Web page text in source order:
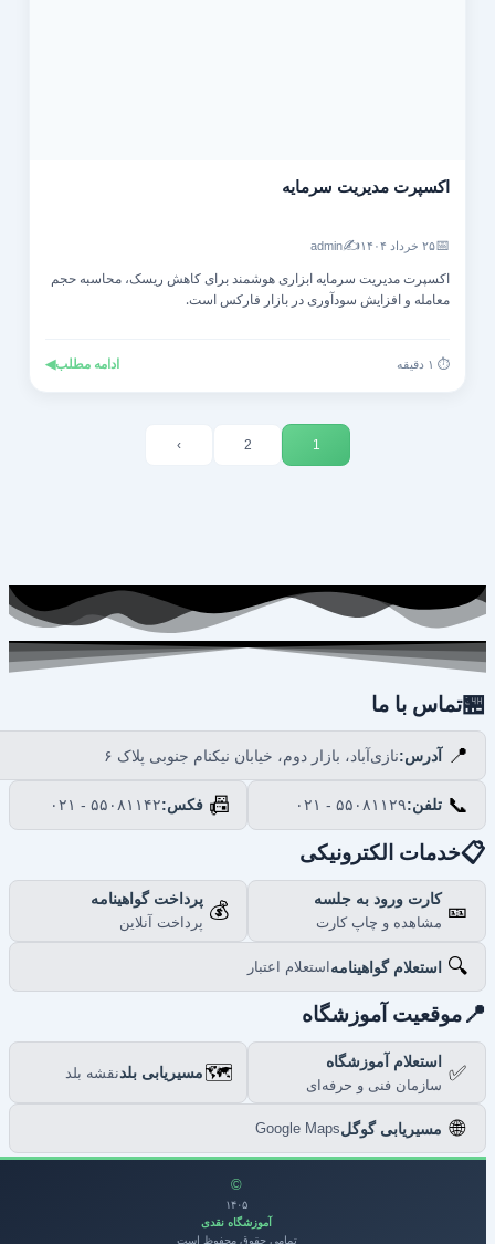
اکسپرت مدیریت سرمایه
۲۵ خرداد ۱۴۰۴ ✍️
admin
اکسپرت مدیریت سرمایه ابزاری هوشمند برای کاهش ریسک، محاسبه حجم
معامله و افزایش سودآوری در بازار فارکس است.
ادامه مطلب◀
تماس با ما
📍 آدرس:نازی‌آباد، بازار دوم، خیابان نیکنام جنوبی پلاک ۶
📞 تلفن:۰۲۱ - ۵۵۰۸۱۱۲۹ 📠 فکس:۰۲۱ - ۵۵۰۸۱۱۴۲
خدمات الکترونیکی
🎫 کارت ورود به جلسه
مشاهده و چاپ کارت
💰 پرداخت گواهینامه
پرداخت آنلاین
🔍 استعلام گواهینامهاستعلام اعتبار
موقعیت آموزشگاه
✅ استعلام آموزشگاه
سازمان فنی و حرفه‌ای
🗺️مسیریابی بلدنقشه بلد
مسیریابی گوگلGoogle Maps
۱۴۰۵
آموزشگاه نقدی
تمامی حقوق محفوظ است